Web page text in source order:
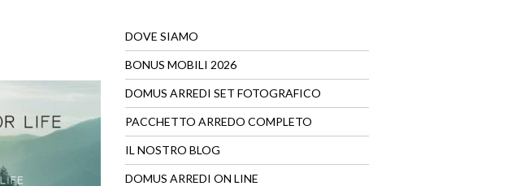
DOVE SIAMO
BONUS MOBILI 2026
DOMUS ARREDI SET FOTOGRAFICO
PACCHETTO ARREDO COMPLETO
IL NOSTRO BLOG
DOMUS ARREDI ON LINE